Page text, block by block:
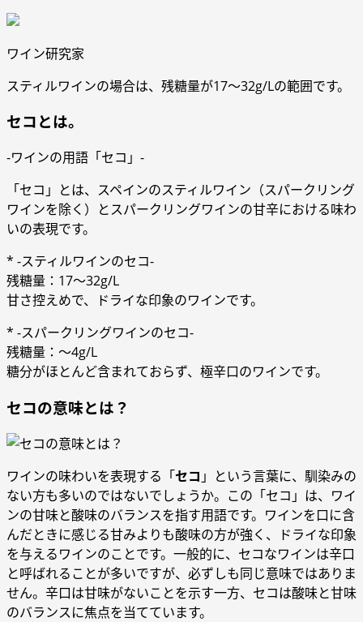
ワイン研究家
スティルワインの場合は、残糖量が17～32g/Lの範囲です。
セコとは。
-ワインの用語「セコ」-
「セコ」とは、スペインのスティルワイン（スパークリング
ワインを除く）とスパークリングワインの甘辛における味わ
いの表現です。
* -スティルワインのセコ-
残糖量：17～32g/L
甘さ控えめで、ドライな印象のワインです。
* -スパークリングワインのセコ-
残糖量：～4g/L
糖分がほとんど含まれておらず、極辛口のワインです。
セコの意味とは？
ワインの味わいを表現する「セコ 」という言葉に、馴染みの
ない方も多いのではないでしょうか。この「セコ」は、ワイ
ンの甘味と酸味のバランスを指す用語です。ワインを口に含
んだときに感じる甘みよりも酸味の方が強く、ドライな印象
を与えるワインのことです。一般的に、セコなワインは辛口
と呼ばれることが多いですが、必ずしも同じ意味ではありま
せん。辛口は甘味がないことを示す一方、セコは酸味と甘味
のバランスに焦点を当てています。